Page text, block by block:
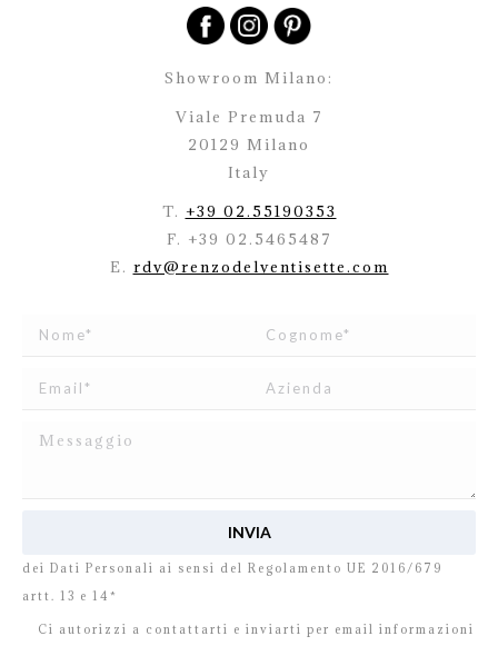
Showroom Milano:
Viale Premuda 7
20129 Milano
Italy
T. +39 02.55190353
F. +39 02.5465487
E. rdv@renzodelventisette.com
dei Dati Personali ai sensi del Regolamento UE 2016/679
artt. 13 e 14*
Ci autorizzi a contattarti e inviarti per email informazioni